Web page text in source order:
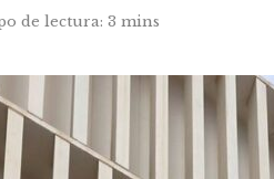
de lectura: 3 mins